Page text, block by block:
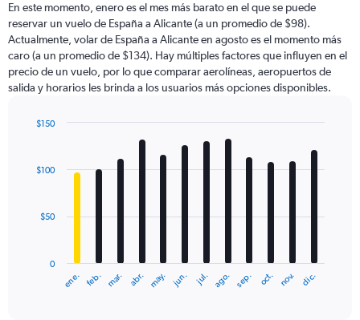
categories.
The
chart
has
1
Y
displaying
En este momento, enero es el mes más barato en el que se puede
reservar un vuelo de España a Alicante (a un promedio de $98).
Actualmente, volar de España a Alicante en agosto es el momento más
caro (a un promedio de $134). Hay múltiples factores que influyen en el
precio de un vuelo, por lo que comparar aerolíneas, aeropuertos de
salida y horarios les brinda a los usuarios más opciones disponibles.
with
12
The
ene. feb. mar. abr. may. jun. jul. ago. sep. oct. nov. dic.
0
$50
$100
$150